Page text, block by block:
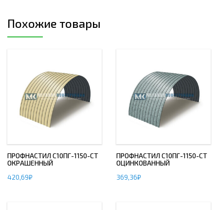
Похожие товары
ПРОФНАСТИЛ С10ПГ-1150-СТ
ОКРАШЕННЫЙ
420,69₽
ПРОФНАСТИЛ С10ПГ-1150-СТ
ОЦИНКОВАННЫЙ
369,36₽